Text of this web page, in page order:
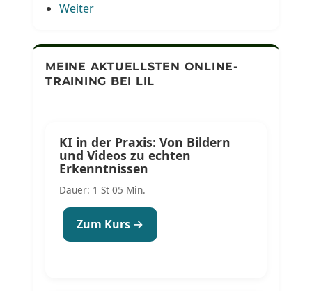
Weiter
MEINE AKTUELLSTEN ONLINE-
TRAINING BEI LIL
KI in der Praxis: Von Bildern
und Videos zu echten
Erkenntnissen
Dauer: 1 St 05 Min.
Zum Kurs →